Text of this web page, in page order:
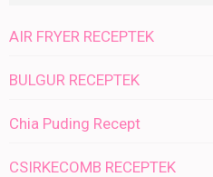
AIR FRYER RECEPTEK
BULGUR RECEPTEK
Chia Puding Recept
CSIRKECOMB RECEPTEK